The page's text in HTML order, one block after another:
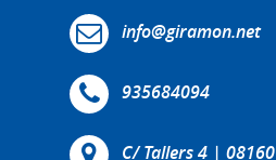
info@giramon.net
935684094
C/ Tallers 4 |